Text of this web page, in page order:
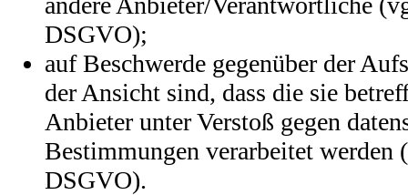
DSGVO);
auf Beschwerde gegenüber der
der Ansicht sind, dass die sie
Anbieter unter Verstoß gegen
Bestimmungen verarbeitet werden
DSGVO).